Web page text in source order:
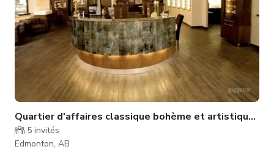
Quartier d'affaires classique bohème et artistique
5 invités
Edmonton, AB